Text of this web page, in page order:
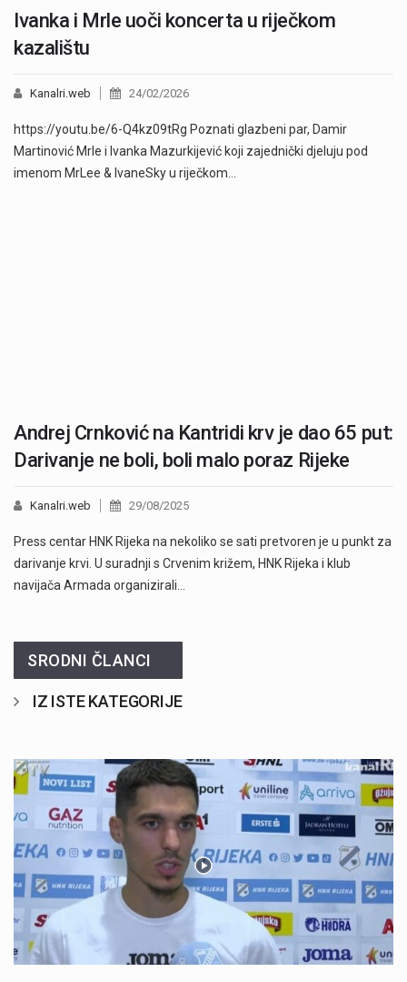
Ivanka i Mrle uoči koncerta u riječkom
kazalištu
Kanalri.web 24/02/2026
https://youtu.be/6-Q4kz09tRg Poznati glazbeni par, Damir
Martinović Mrle i Ivanka Mazurkijević koji zajednički djeluju pod
imenom MrLee & IvaneSky u riječkom…
Andrej Crnković na Kantridi krv je dao 65 put:
Darivanje ne boli, boli malo poraz Rijeke
Kanalri.web 29/08/2025
Press centar HNK Rijeka na nekoliko se sati pretvoren je u punkt za
darivanje krvi. U suradnji s Crvenim križem, HNK Rijeka i klub
navijača Armada organizirali…
SRODNI ČLANCI
IZ ISTE KATEGORIJE